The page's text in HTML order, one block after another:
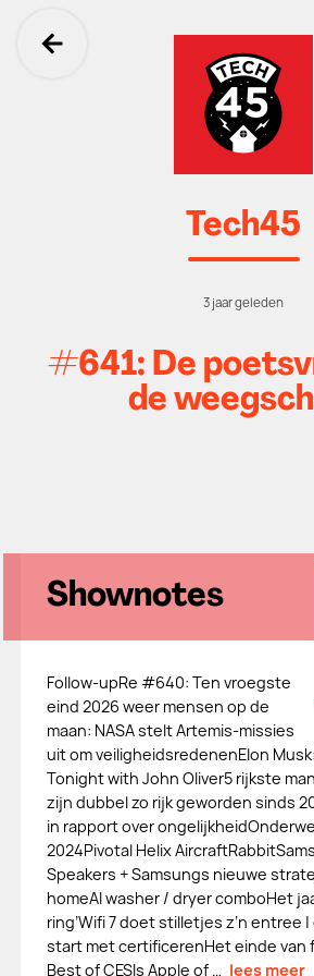
Ga terug
Tech45
3 jaar geleden
#641: De
de
Shownotes
Follow-upRe #640: Ten vroegste
eind 2026 weer mensen op de
maan: NASA stelt Artemis-missies
uit om veiligheidsredenenElon
Tonight with John Oliver5 rijkste
zijn dubbel zo rijk geworden sinds
in rapport over
2024Pivotal Helix
Speakers + Samsungs nieuwe
homeAI washer / dryer comboHet
ring’Wifi 7 doet stilletjes z’n entree |
start met certificerenHet einde van
Best of CESIs Apple of … lees meer